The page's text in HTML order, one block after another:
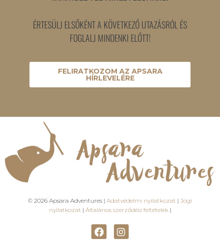
ÉRTESÜLJ ELSŐKÉNT A KÖVETKEZŐ UTAZÁSRÓL ÉS
FOGLALJ MINDENKI ELŐTT!
FELIRATKOZOM AZ APSARA
HÍRLEVELÉRE
© 2026 Apsara Adventures | Adatvédelmi nyilatkozat | Jogi
nyilatkozat | Általános szerződési feltételek |